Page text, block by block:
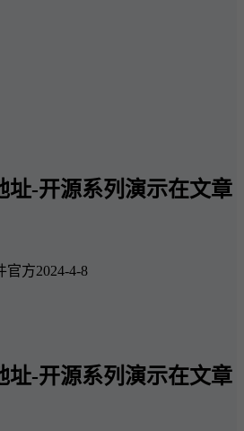
址-开源系列演示在文章
官方2024-4-8
址-开源系列演示在文章